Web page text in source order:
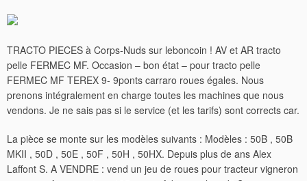
TRACTO PIECES à Corps-Nuds sur leboncoin ! AV et AR tracto
pelle FERMEC MF. Occasion – bon état – pour tracto pelle
FERMEC MF TEREX 9- 9ponts carraro roues égales. Nous
prenons intégralement en charge toutes les machines que nous
vendons. Je ne sais pas si le service (et les tarifs) sont corrects car.
La pièce se monte sur les modèles suivants : Modèles : 50B , 50B
MKII , 50D , 50E , 50F , 50H , 50HX. Depuis plus de ans Alex
Laffont S. A VENDRE : vend un jeu de roues pour tracteur vigneron